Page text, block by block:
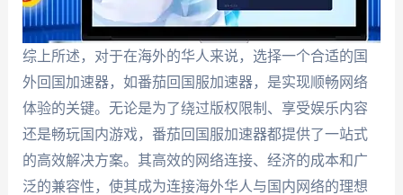
综上所述，对于在海外的华人来说，选择一个合适的国
外回国加速器，如番茄回国服加速器，是实现顺畅网络
体验的关键。无论是为了绕过版权限制、享受娱乐内容
还是畅玩国内游戏，番茄回国服加速器都提供了一站式
的高效解决方案。其高效的网络连接、经济的成本和广
泛的兼容性，使其成为连接海外华人与国内网络的理想